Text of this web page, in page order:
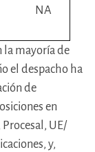
NA
la mayoría de
el despacho ha
de
en
UE/
y,